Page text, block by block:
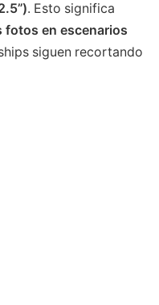
. Esto significa
fotos en escenarios
siguen recortando